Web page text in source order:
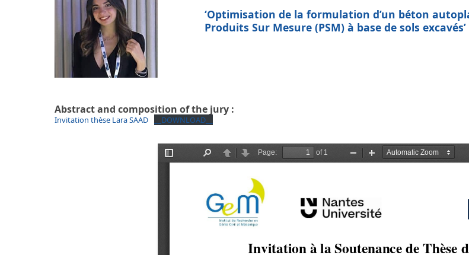
‘Optimisation de la formulation d’un béton
Produits Sur Mesure (PSM) à base de sols excavés’
Abstract and composition of the jury :
Invitation thèse Lara SAAD __DOWNLOAD__